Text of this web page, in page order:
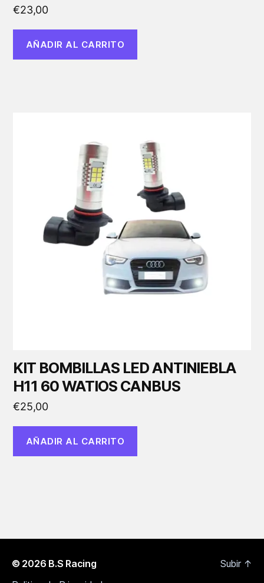
€23,00
AÑADIR AL CARRITO
KIT BOMBILLAS LED ANTINIEBLA
H11 60 WATIOS CANBUS
€25,00
AÑADIR AL CARRITO
© 2026 B.S Racing
Subir ↑